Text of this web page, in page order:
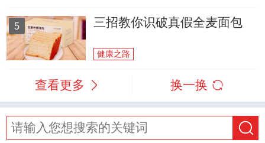
5 三招教你识破真假全麦面包
健康之路
查看更多 换一换